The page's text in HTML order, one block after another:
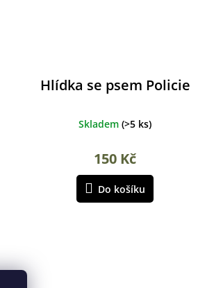
Hlídka se psem Policie
Skladem(>5 ks)
150 Kč
Do košíku